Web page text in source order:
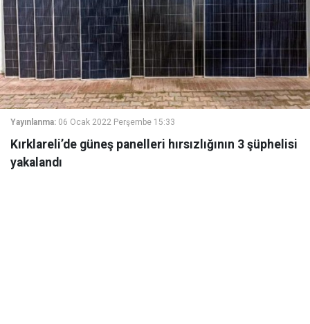
Yayınlanma: 06 Ocak 2022 Perşembe 15:33
Kırklareli’de güneş panelleri hırsızlığının 3 şüphelisi
yakalandı